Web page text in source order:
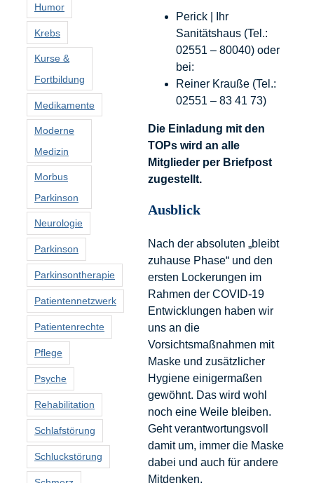
Perick | Ihr
Sanitätshaus (Tel.:
02551 – 80040) oder
bei:
Reiner Krauße (Tel.:
02551 – 83 41 73)
Die Einladung mit den
TOPs wird an alle
Mitglieder per Briefpost
zugestellt.
Ausblick
Nach der absoluten „bleibt
zuhause Phase“ und den
ersten Lockerungen im
Rahmen der COVID-19
Entwicklungen haben wir
uns an die
Vorsichtsmaßnahmen mit
Maske und zusätzlicher
Hygiene einigermaßen
gewöhnt. Das wird wohl
noch eine Weile bleiben.
Geht verantwortungsvoll
damit um, immer die Maske
dabei und auch für andere
Mitdenken.
Humor
Krebs
Kurse &
Fortbildung
Medikamente
Moderne
Medizin
Morbus
Parkinson
Neurologie
Parkinson
Parkinsontherapie
Patientennetzwerk
Patientenrechte
Pflege
Psyche
Rehabilitation
Schlafstörung
Schluckstörung